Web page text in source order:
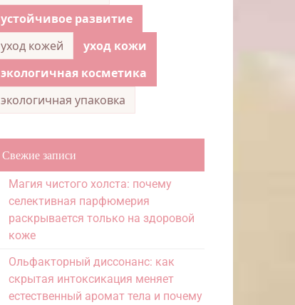
устойчивое развитие
уход кожей
уход кожи
экологичная косметика
экологичная упаковка
Свежие записи
Магия чистого холста: почему
селективная парфюмерия
раскрывается только на здоровой
коже
Ольфакторный диссонанс: как
скрытая интоксикация меняет
естественный аромат тела и почему